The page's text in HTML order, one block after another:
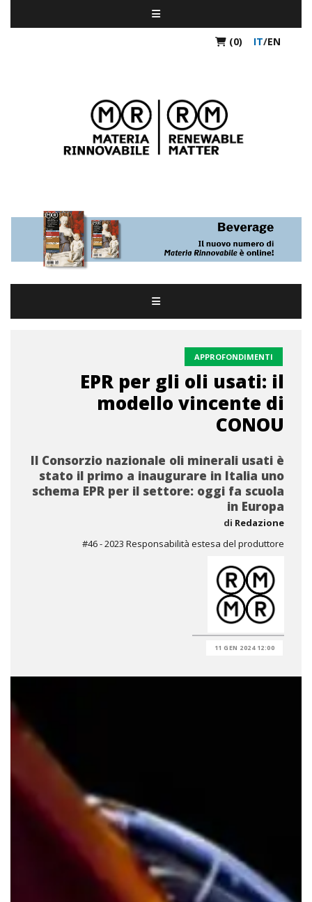
(0) IT/EN
APPROFONDIMENTI
EPR per gli oli usati: il
modello vincente di
CONOU
Il Consorzio nazionale oli minerali usati è
stato il primo a inaugurare in Italia uno
schema EPR per il settore: oggi fa scuola
in Europa
di Redazione
#46 - 2023 Responsabilità estesa del produttore
11 GEN 2024 12:00